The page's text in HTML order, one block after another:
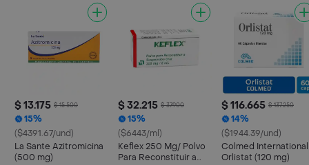
$ 13.175 $ 15.500
15%
($4391.67/und)
La Sante Azitromicina
(500 mg)
$ 32.215 $ 37.900
15%
($6443/ml)
Keflex 250 Mg/ Polvo
Para Reconstituir a
$ 116.665 $ 137.250
14%
($1944.39/und)
Colmed International
Orlistat (120 mg)